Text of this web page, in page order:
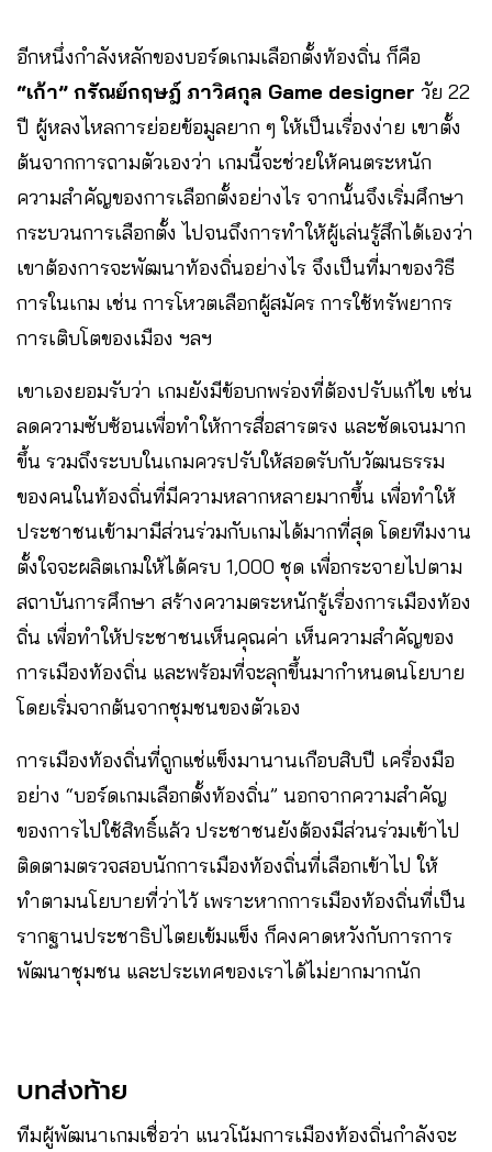
อีกหนึ่งกำลังหลักของบอร์ดเกมเลือกตั้งท้องถิ่น ก็คือ
“เก้า” กรัณย์กฤษฎ์ ภาวิศกุล Game designer วัย 22
ปี ผู้หลงไหลการย่อยข้อมูลยาก ๆ ให้เป็นเรื่องง่าย เขาตั้ง
ต้นจากการถามตัวเองว่า เกมนี้จะช่วยให้คนตระหนัก
ความสำคัญของการเลือกตั้งอย่างไร จากนั้นจึงเริ่มศึกษา
กระบวนการเลือกตั้ง ไปจนถึงการทำให้ผู้เล่นรู้สึกได้เองว่า
เขาต้องการจะพัฒนาท้องถิ่นอย่างไร จึงเป็นที่มาของวิธี
การในเกม เช่น การโหวตเลือกผู้สมัคร การใช้ทรัพยากร
การเติบโตของเมือง ฯลฯ
เขาเองยอมรับว่า เกมยังมีข้อบกพร่องที่ต้องปรับแก้ไข เช่น
ลดความซับซ้อนเพื่อทำให้การสื่อสารตรง และชัดเจนมาก
ขึ้น รวมถึงระบบในเกมควรปรับให้สอดรับกับวัฒนธรรม
ของคนในท้องถิ่นที่มีความหลากหลายมากขึ้น เพื่อทำให้
ประชาชนเข้ามามีส่วนร่วมกับเกมได้มากที่สุด โดยทีมงาน
ตั้งใจจะผลิตเกมให้ได้ครบ 1,000 ชุด เพื่อกระจายไปตาม
สถาบันการศึกษา สร้างความตระหนักรู้เรื่องการเมืองท้อง
ถิ่น เพื่อทำให้ประชาชนเห็นคุณค่า เห็นความสำคัญของ
การเมืองท้องถิ่น และพร้อมที่จะลุกขึ้นมากำหนดนโยบาย
โดยเริ่มจากต้นจากชุมชนของตัวเอง
การเมืองท้องถิ่นที่ถูกแช่แข็งมานานเกือบสิบปี เครื่องมือ
อย่าง “บอร์ดเกมเลือกตั้งท้องถิ่น” นอกจากความสำคัญ
ของการไปใช้สิทธิ์แล้ว ประชาชนยังต้องมีส่วนร่วมเข้าไป
ติดตามตรวจสอบนักการเมืองท้องถิ่นที่เลือกเข้าไป ให้
ทำตามนโยบายที่ว่าไว้ เพราะหากการเมืองท้องถิ่นที่เป็น
รากฐานประชาธิปไตยเข้มแข็ง ก็คงคาดหวังกับการการ
พัฒนาชุมชน และประเทศของเราได้ไม่ยากมากนัก
บทส่งท้าย
ทีมผู้พัฒนาเกมเชื่อว่า แนวโน้มการเมืองท้องถิ่นกำลังจะ